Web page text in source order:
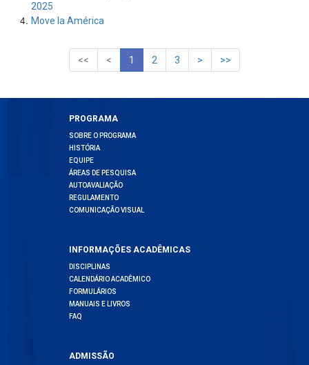
2025
Move la América
1 2 3
PROGRAMA
SOBRE O PROGRAMA
HISTÓRIA
EQUIPE
ÁREAS DE PESQUISA
AUTOAVALIAÇÃO
REGULAMENTO
COMUNICAÇÃO VISUAL
INFORMAÇÕES ACADÊMICAS
DISCIPLINAS
CALENDÁRIO ACADÊMICO
FORMULÁRIOS
MANUAIS E LIVROS
FAQ
ADMISSÃO